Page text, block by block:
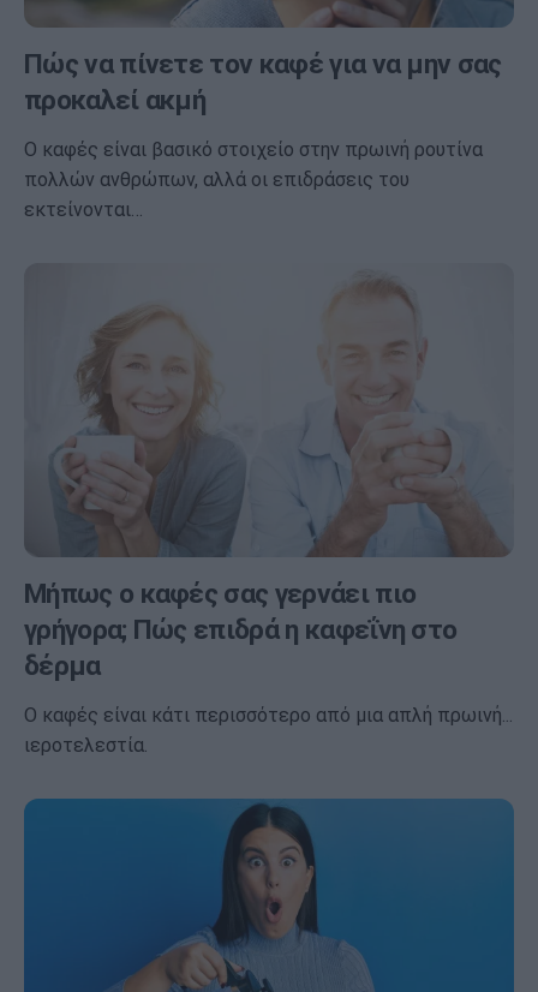
Πώς να πίνετε τον καφέ για να μην σας
προκαλεί ακμή
Ο καφές είναι βασικό στοιχείο στην πρωινή ρουτίνα
πολλών ανθρώπων, αλλά οι επιδράσεις του
εκτείνονται…
Μήπως ο καφές σας γερνάει πιο
γρήγορα; Πώς επιδρά η καφεΐνη στο
δέρμα
Ο καφές είναι κάτι περισσότερο από μια απλή πρωινή...
ιεροτελεστία.